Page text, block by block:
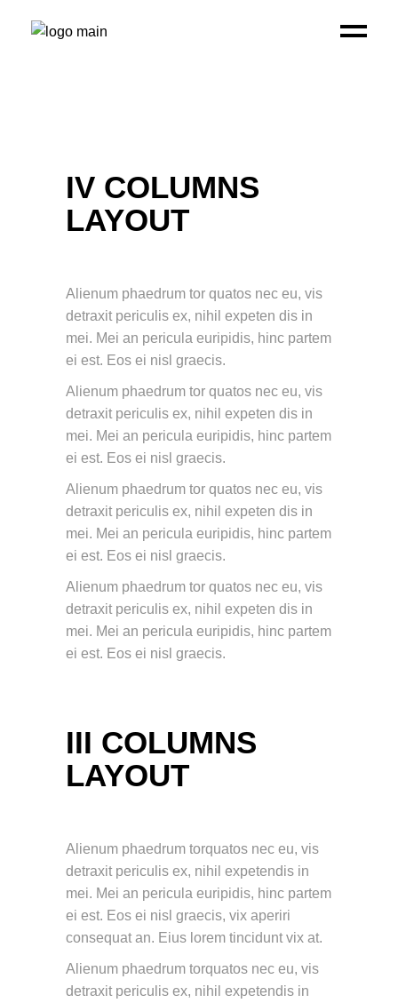
IV COLUMNS
LAYOUT
Alienum phaedrum tor quatos nec eu, vis
detraxit periculis ex, nihil expeten dis in
mei. Mei an pericula euripidis, hinc partem
ei est. Eos ei nisl graecis.
Alienum phaedrum tor quatos nec eu, vis
detraxit periculis ex, nihil expeten dis in
mei. Mei an pericula euripidis, hinc partem
ei est. Eos ei nisl graecis.
Alienum phaedrum tor quatos nec eu, vis
detraxit periculis ex, nihil expeten dis in
mei. Mei an pericula euripidis, hinc partem
ei est. Eos ei nisl graecis.
Alienum phaedrum tor quatos nec eu, vis
detraxit periculis ex, nihil expeten dis in
mei. Mei an pericula euripidis, hinc partem
ei est. Eos ei nisl graecis.
III COLUMNS
LAYOUT
Alienum phaedrum torquatos nec eu, vis
detraxit periculis ex, nihil expetendis in
mei. Mei an pericula euripidis, hinc partem
ei est. Eos ei nisl graecis, vix aperiri
consequat an. Eius lorem tincidunt vix at.
Alienum phaedrum torquatos nec eu, vis
detraxit periculis ex, nihil expetendis in